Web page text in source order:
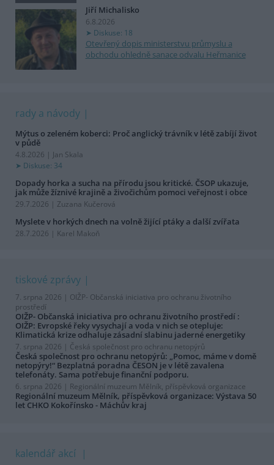
Jiří Michalisko
6.8.2026
Diskuse: 18
Otevřený dopis ministerstvu průmyslu a
obchodu ohledně sanace odvalu Heřmanice
rady a návody
Mýtus o zeleném koberci: Proč anglický trávník v létě zabíjí život
v půdě
4.8.2026 | Jan Skala
Diskuse: 34
Dopady horka a sucha na přírodu jsou kritické. ČSOP ukazuje,
jak může žíznivé krajině a živočichům pomoci veřejnost i obce
29.7.2026 | Zuzana Kučerová
Myslete v horkých dnech na volně žijící ptáky a další zvířata
28.7.2026 | Karel Makoň
tiskové zprávy
7. srpna 2026 | OIŽP- Občanská iniciativa pro ochranu životního
prostředí
OIŽP- Občanská iniciativa pro ochranu životního prostředí :
OIŽP: Evropské řeky vysychají a voda v nich se otepluje:
Klimatická krize odhaluje zásadní slabinu jaderné energetiky
7. srpna 2026 | Česká společnost pro ochranu netopýrů
Česká společnost pro ochranu netopýrů: „Pomoc, máme v domě
netopýry!“ Bezplatná poradna ČESON je v létě zavalena
telefonáty. Sama potřebuje finanční podporu.
6. srpna 2026 | Regionální muzeum Mělník, příspěvková organizace
Regionální muzeum Mělník, příspěvková organizace: Výstava 50
let CHKO Kokořínsko - Máchův kraj
kalendář akcí